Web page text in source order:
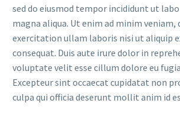
sed do eiusmod tempor incididunt ut
magna aliqua. Ut enim ad minim veniam,
exercitation ullam laboris nisi ut aliquip
consequat. Duis aute irure dolor in
voluptate velit esse cillum dolore eu
Excepteur sint occaecat cupidatat non
culpa qui officia deserunt mollit anim id